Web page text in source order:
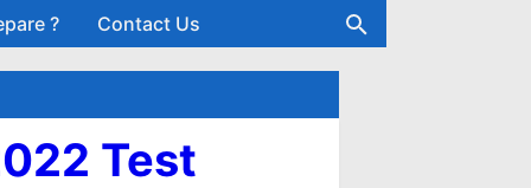
? Contact Us
Test